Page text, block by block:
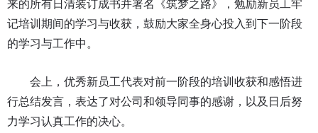
来的所有日清装订成书并署名《筑梦之路》，勉励新员工牢
记培训期间的学习与收获，鼓励大家全身心投入到下一阶段
的学习与工作中。
会上，优秀新员工代表对前一阶段的培训收获和感悟进
行总结发言，表达了对公司和领导同事的感谢，以及日后努
力学习认真工作的决心。